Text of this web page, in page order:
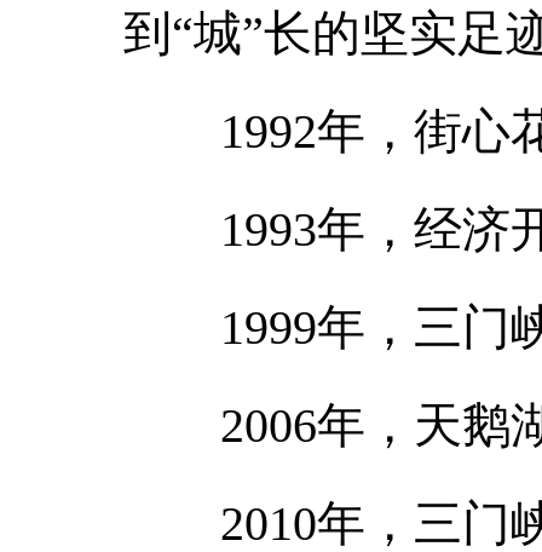
到“城”长的坚实足
1992年，街心花
1993年，经济开
1999年，三门
2006年，天鹅湖
2010年，三门峡